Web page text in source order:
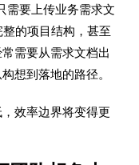
需要上传业务需求文
的项目结构，甚至
需要从需求文档出
想到落地的路径。
效率边界将变得更